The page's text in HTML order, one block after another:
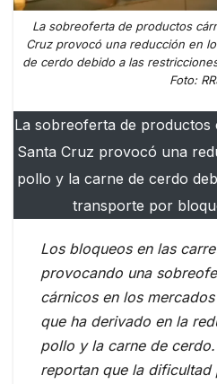
La sobreoferta de productos
Cruz provocó una reducción en
de cerdo debido a las
Foto:
La sobreoferta de productos
Santa Cruz provocó una
pollo y la carne de cerdo
transporte por
Los bloqueos en las
provocando una
cárnicos en los
que ha derivado en la
pollo y la carne de
reportan que la dificultad